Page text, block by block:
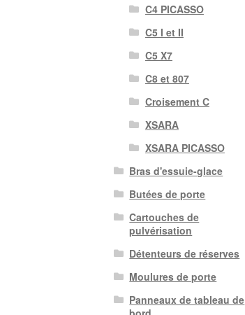
C4 PICASSO
C5 I et II
C5 X7
C8 et 807
Croisement C
XSARA
XSARA PICASSO
Bras d'essuie-glace
Butées de porte
Cartouches de
pulvérisation
Détenteurs de réserves
Moulures de porte
Panneaux de tableau de